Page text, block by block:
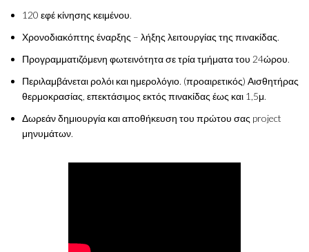
120 εφέ κίνησης κειμένου.
Χρονοδιακόπτης έναρξης – λήξης λειτουργίας της πινακίδας.
Προγραμματιζόμενη φωτεινότητα σε τρία τμήματα του 24ώρου.
Περιλαμβάνεται ρολόι και ημερολόγιο. (προαιρετικός) Αισθητήρας
θερμοκρασίας, επεκτάσιμος εκτός πινακίδας έως και 1,5μ.
Δωρεάν δημιουργία και αποθήκευση του πρώτου σας project
μηνυμάτων.